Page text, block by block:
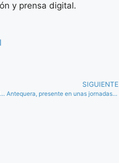
y prensa digital.
Licitada la explotación del bar de la Piscina Municipal de Villanueva de Algaidas
SIGUIENTE
Antequera, presente en unas jornadas profesionales de turismo en Serbia, Croacia y Eslovenia